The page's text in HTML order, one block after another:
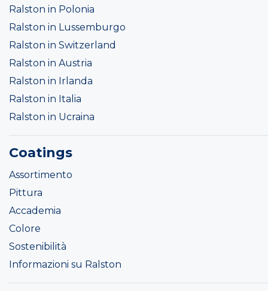
Ralston in Polonia
Ralston in Lussemburgo
Ralston in Switzerland
Ralston in Austria
Ralston in Irlanda
Ralston in Italia
Ralston in Ucraina
Coatings
Assortimento
Pittura
Accademia
Colore
Sostenibilità
Informazioni su Ralston